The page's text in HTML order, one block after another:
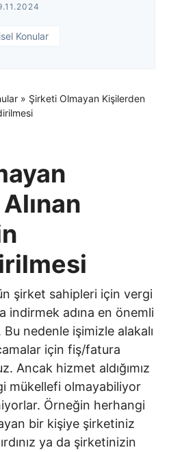
Konular
» Şirketi Olmayan Kişilerden
şirket sahipleri için vergi
indirmek adına en önemli
nedenle işimizle alakalı
için fiş/fatura
Ancak hizmet aldığımız
mükellefi olmayabiliyor
Örneğin herhangi
bir kişiye şirketiniz
ya da şirketinizin